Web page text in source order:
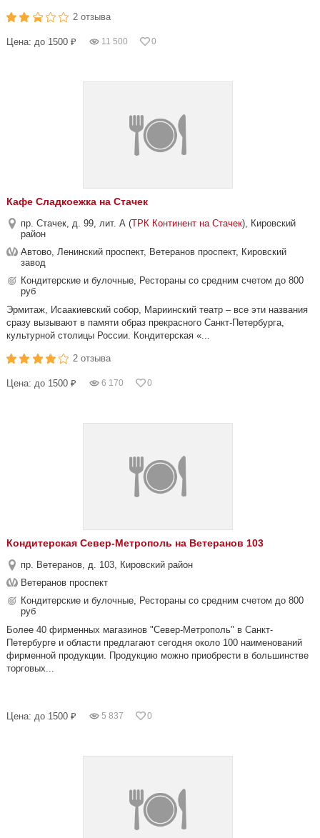
2 отзыва
Цена: до 1500 ₽ 11 500 0
Кафе Сладкоежка на Стачек
пр. Стачек, д. 99, лит. А (ТРК Континент на Стачек), Кировский
район
Автово, Ленинский проспект, Ветеранов проспект, Кировский
завод
Кондитерские и булочные, Рестораны со средним счетом до 800
руб
Эрмитаж, Исаакиевский собор, Мариинский театр – все эти названия
сразу вызывают в памяти образ прекрасного Санкт-Петербурга,
культурной столицы России. Кондитерская «...
2 отзыва
Цена: до 1500 ₽ 6 170 0
Кондитерская Север-Метрополь на Ветеранов 103
пр. Ветеранов, д. 103, Кировский район
Ветеранов проспект
Кондитерские и булочные, Рестораны со средним счетом до 800
руб
Более 40 фирменных магазинов "Север-Метрополь" в Санкт-
Петербурге и области предлагают сегодня около 100 наименований
фирменной продукции. Продукцию можно приобрести в большинстве
торговых...
Цена: до 1500 ₽ 5 837 0